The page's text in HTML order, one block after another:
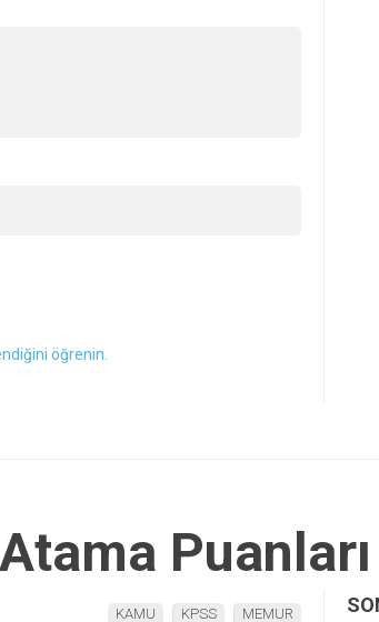
öğrenin.
Puanları
KAMU KPSS MEMUR